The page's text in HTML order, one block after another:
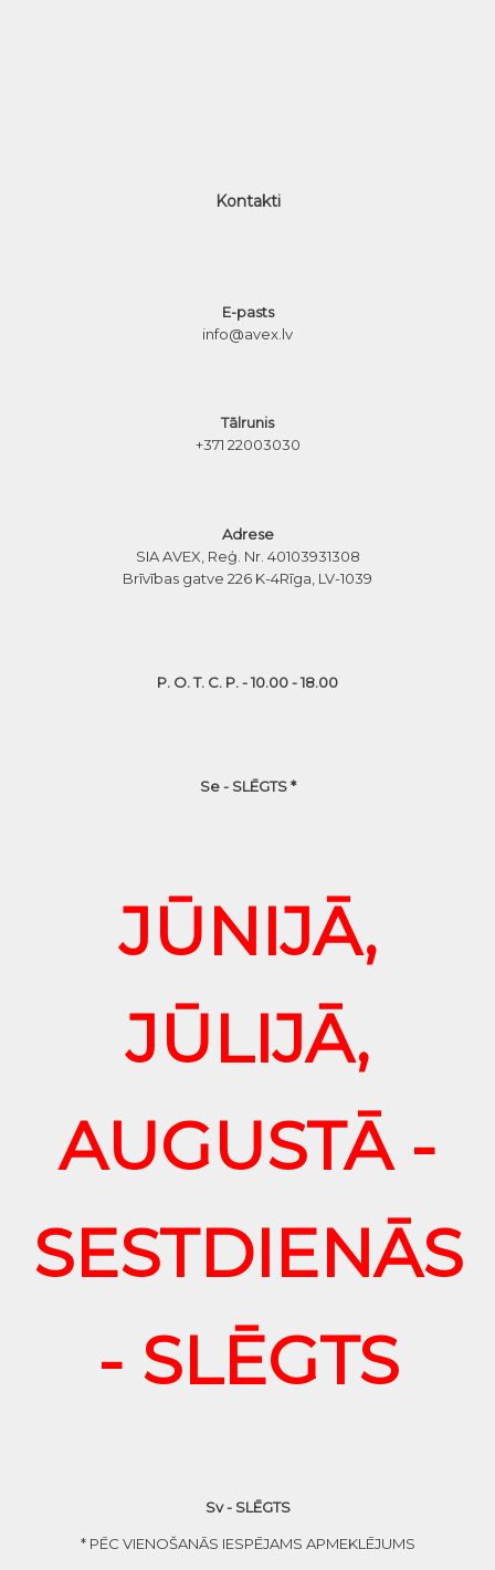
Kontakti
E-pasts
info@avex.lv
Tālrunis
+371 22003030
Adrese
SIA AVEX, Reģ. Nr. 40103931308
Brīvības gatve 226 K-4Rīga, LV-1039
P. O. T. C. P. - 10.00 - 18.00
Se - SLĒGTS *
JŪNIJĀ,
JŪLIJĀ,
AUGUSTĀ -
SESTDIENĀS
- SLĒGTS
Sv - SLĒGTS
* PĒC VIENOŠANĀS IESPĒJAMS APMEKLĒJUMS